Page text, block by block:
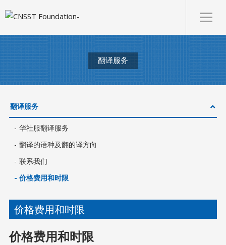
翻译服务
翻译服务
华社服翻译服务
翻译的语种及翻的译方向
联系我们
价格费用和时限
价格费用和时限
价格费用和时限